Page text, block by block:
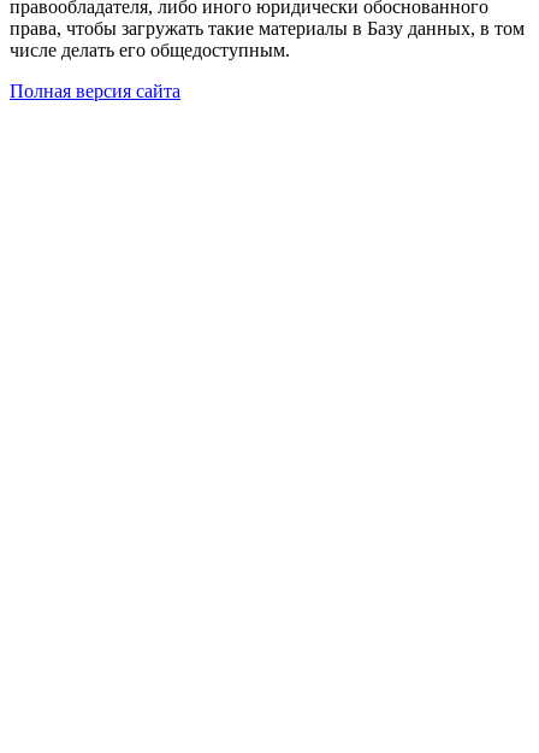
правообладателя, либо иного юридически обоснованного
права, чтобы загружать такие материалы в Базу данных, в том
числе делать его общедоступным.
Полная версия сайта